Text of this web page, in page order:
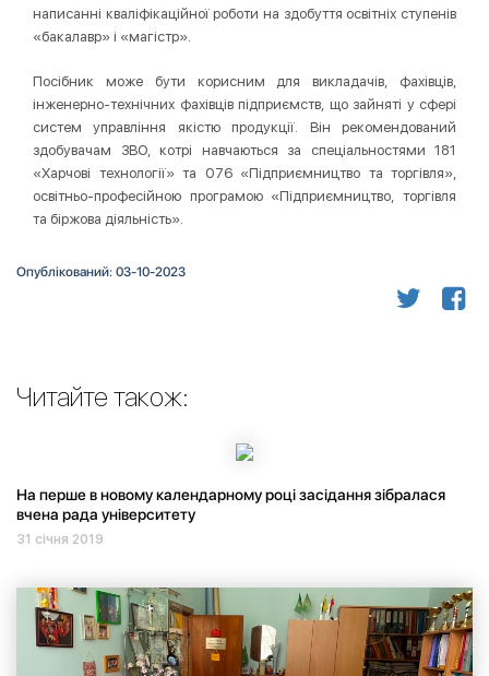
написанні кваліфікаційної роботи на здобуття освітніх ступенів
«бакалавр» і «магістр».
Посібник може бути корисним для викладачів, фахівців,
інженерно-технічних фахівців підприємств, що зайняті у сфері
систем управління якістю продукції. Він рекомендований
здобувачам ЗВО, котрі навчаються за спеціальностями 181
«Харчові технології» та 076 «Підприємництво та торгівля»,
освітньо-професійною програмою «Підприємництво, торгівля
та біржова діяльність».
Опублікований: 03-10-2023
Читайте також:
На перше в новому календарному році засідання зібралася
вчена рада університету
31 січня 2019